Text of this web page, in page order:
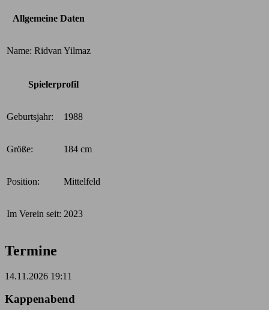
Allgemeine Daten
Name: Ridvan Yilmaz
Spielerprofil
Geburtsjahr: 1988
Größe: 184 cm
Position: Mittelfeld
Im Verein seit: 2023
Termine
14.11.2026 19:11
Kappenabend